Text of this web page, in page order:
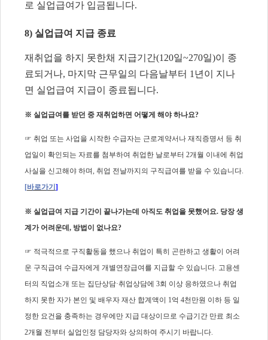
로 실업급여가 입금됩니다.
8) 실업급여 지급 종료
재취업을 하지 못한채 지급기간(120일~270일)이 종
료되거나, 마지막 근무일의 다음날부터 1 년이 지나
면 실업급여 지급이 종료됩니다.
※ 실업급여를 받던 중 재취업하면 어떻게 해야 하나요?
☞ 취업 또는 사업을 시작한 수급자는 근로계약서나 재직증명서 등 취
업일이 확인되는 자료를 첨부하여 취업한 날로부터 2개월 이내에 취업
사실을 신고해야 하며, 취업 전날까지의 구직급여를 받을 수 있습니다.
[바로가기 ]
※ 실업급여 지급 기간이 끝나가는데 아직도 취업을 못했어요. 당장 생
계가 어려운데, 방법이 없나요?
☞ 적극적으로 구직활동을 했으나 취업이 특히 곤란하고 생활이 어려
운 구직급여 수급자에게 개별연장급여를 지급할 수 있습니다. 고용센
터의 직업소개 또는 집단상담·취업상담에 3회 이상 응하였으나 취업
하지 못한 자가 본인 및 배우자 재산 합계액이 1억 4천만원 이하 등 일
정한 요건을 충족하는 경우에만 지급 대상이므로 수급기간 만료 최소
2개월 전부터 실업인정 담당자와 상의하여 주시기 바랍니다.